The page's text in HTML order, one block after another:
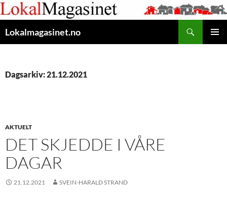
Gå
til
innhaldet
Lokalmagasinet.no
Dagsarkiv: 21.12.2021
AKTUELT
DET SKJEDDE I VÅRE
DAGAR
21.12.2021 SVEIN-HARALD STRAND